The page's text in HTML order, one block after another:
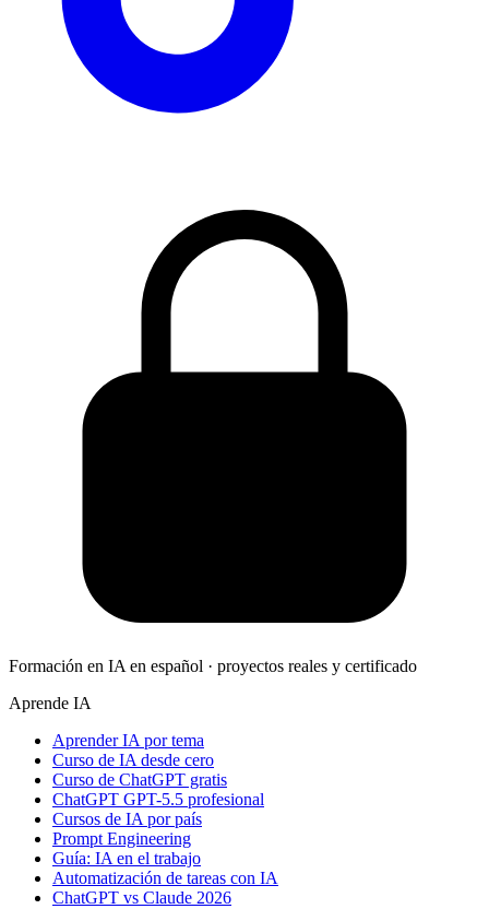
Formación en IA en español · proyectos reales y certificado
Aprende IA
Aprender IA por tema
Curso de IA desde cero
Curso de ChatGPT gratis
ChatGPT GPT-5.5 profesional
Cursos de IA por país
Prompt Engineering
Guía: IA en el trabajo
Automatización de tareas con IA
ChatGPT vs Claude 2026